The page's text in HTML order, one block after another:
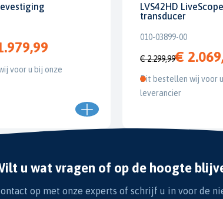
voor u bij onze
LVS42HD
transducer
010-03899-00
€ 2.299,99€
Dit bestellen wij voor
leverancier
u wat vragen of op de hoogte
op met onze experts of schrijf u in voor de